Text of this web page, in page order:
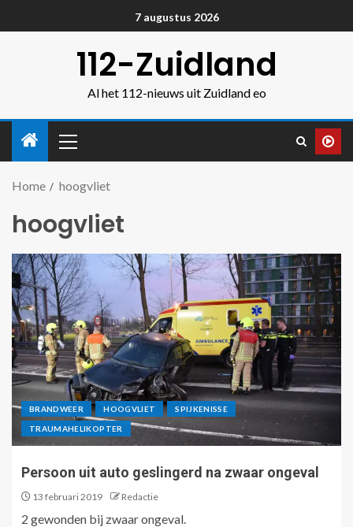
7 augustus 2026
112-Zuidland
Al het 112-nieuws uit Zuidland eo
Home hoogvliet
hoogvliet
BRANDWEER HOOGVLIET SPIJKENISSE
TRAUMAHELIKOPTER
Persoon uit auto geslingerd na zwaar ongeval
13 februari 2019 Redactie
2 gewonden bij zwaar ongeval.